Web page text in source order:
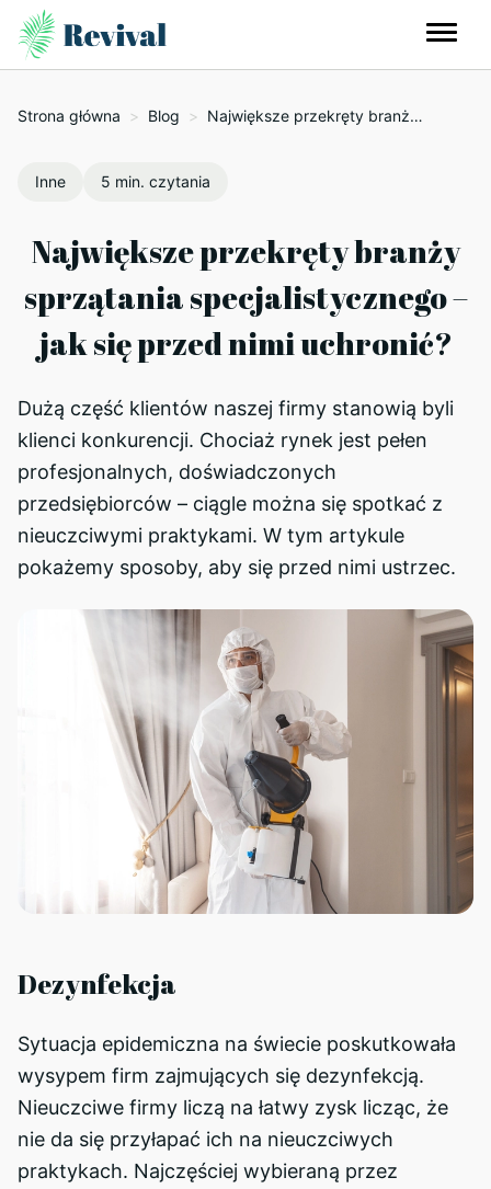
Strona główna > Blog > Największe przekręty branży sprzątania specjalistycznego – jak się przed nimi uchronić?
Inne 5 min. czytania
Największe przekręty branży
sprzątania specjalistycznego –
jak się przed nimi uchronić?
Dużą część klientów naszej firmy stanowią byli
klienci konkurencji. Chociaż rynek jest pełen
profesjonalnych, doświadczonych
przedsiębiorców – ciągle można się spotkać z
nieuczciwymi praktykami. W tym artykule
pokażemy sposoby, aby się przed nimi ustrzec.
Dezynfekcja
Sytuacja epidemiczna na świecie poskutkowała
wysypem firm zajmujących się dezynfekcją.
Nieuczciwe firmy liczą na łatwy zysk licząc, że
nie da się przyłapać ich na nieuczciwych
praktykach. Najczęściej wybieraną przez